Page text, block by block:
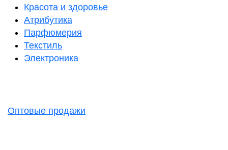
Красота и здоровье
Атрибутика
Парфюмерия
Текстиль
Электроника
Оптовые продажи